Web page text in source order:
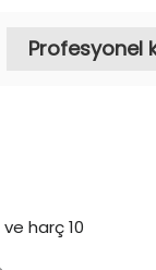
Profesyonel